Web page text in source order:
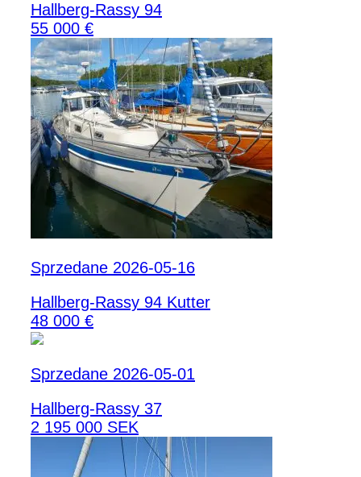
Hallberg-Rassy 94
55 000 €
Sprzedane 2026-05-16
Hallberg-Rassy 94 Kutter
48 000 €
Sprzedane 2026-05-01
Hallberg-Rassy 37
2 195 000 SEK